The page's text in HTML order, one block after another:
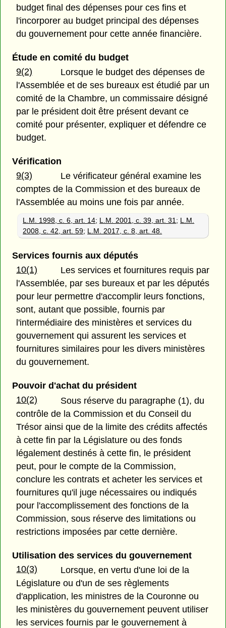
budget final des dépenses pour ces fins et
l'incorporer au budget principal des dépenses
du gouvernement pour cette année financière.
Étude en comité du budget
9(2)
Lorsque le budget des dépenses de
l'Assemblée et de ses bureaux est étudié par un
comité de la Chambre, un commissaire désigné
par le président doit être présent devant ce
comité pour présenter, expliquer et défendre ce
budget.
Vérification
9(3)
Le vérificateur général examine les
comptes de la Commission et des bureaux de
l'Assemblée au moins une fois par année.
L.M. 1998, c. 6, art. 14; L.M. 2001, c. 39, art. 31 ; L.M.
2008, c. 42, art. 59; L.M. 2017, c. 8, art. 48.
Services fournis aux députés
10(1)
Les services et fournitures requis par
l'Assemblée, par ses bureaux et par les députés
pour leur permettre d'accomplir leurs fonctions,
sont, autant que possible, fournis par
l'intermédiaire des ministères et services du
gouvernement qui assurent les services et
fournitures similaires pour les divers ministères
du gouvernement.
Pouvoir d'achat du président
10(2)
Sous réserve du paragraphe (1), du
contrôle de la Commission et du Conseil du
Trésor ainsi que de la limite des crédits affectés
à cette fin par la Législature ou des fonds
légalement destinés à cette fin, le président
peut, pour le compte de la Commission,
conclure les contrats et acheter les services et
fournitures qu'il juge nécessaires ou indiqués
pour l'accomplissement des fonctions de la
Commission, sous réserve des limitations ou
restrictions imposées par cette dernière.
Utilisation des services du gouvernement
10(3)
Lorsque, en vertu d'une loi de la
Législature ou d'un de ses règlements
d'application, les ministres de la Couronne ou
les ministères du gouvernement peuvent utiliser
les services fournis par le gouvernement à